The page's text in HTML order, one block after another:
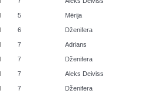
5 Mērija
6 Dženifera
7 Adrians
7 Dženifera
7 Aleks Deiviss
7 Dženifera